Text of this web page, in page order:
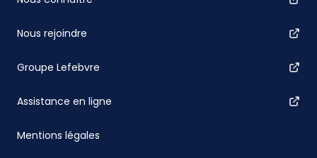
Nous rejoindre
Groupe Lefebvre
Assistance en ligne
Mentions légales